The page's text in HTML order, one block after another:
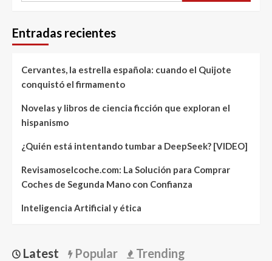
Entradas recientes
Cervantes, la estrella española: cuando el Quijote
conquistó el firmamento
Novelas y libros de ciencia ficción que exploran el
hispanismo
¿Quién está intentando tumbar a DeepSeek? [VIDEO]
Revisamoselcoche.com: La Solución para Comprar
Coches de Segunda Mano con Confianza
Inteligencia Artificial y ética
Latest Popular Trending